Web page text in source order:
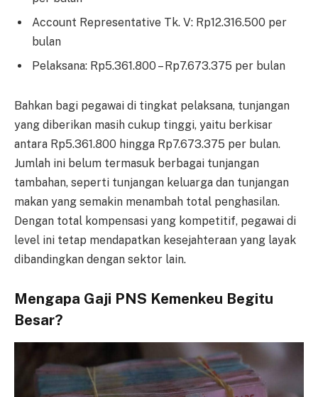
Account Representative Tk. V: Rp12.316.500 per
bulan
Pelaksana: Rp5.361.800 – Rp7.673.375 per bulan
Bahkan bagi pegawai di tingkat pelaksana, tunjangan
yang diberikan masih cukup tinggi, yaitu berkisar
antara Rp5.361.800 hingga Rp7.673.375 per bulan.
Jumlah ini belum termasuk berbagai tunjangan
tambahan, seperti tunjangan keluarga dan tunjangan
makan yang semakin menambah total penghasilan.
Dengan total kompensasi yang kompetitif, pegawai di
level ini tetap mendapatkan kesejahteraan yang layak
dibandingkan dengan sektor lain.
Mengapa Gaji PNS Kemenkeu Begitu
Besar?